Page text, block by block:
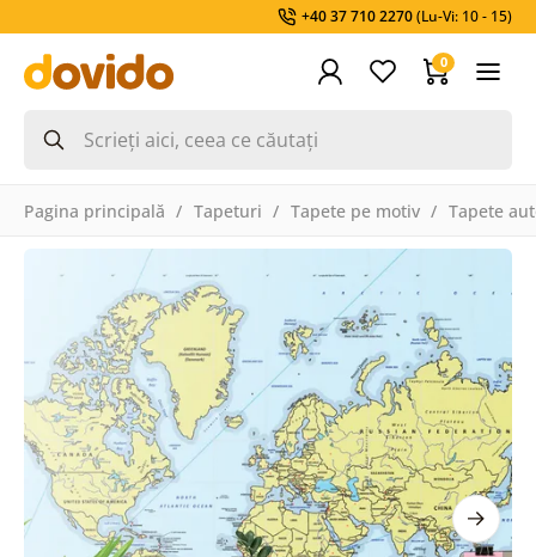
+40 37 710 2270(Lu-Vi: 10 - 15)
0
Pagina principală Tapeturi Tapete pe motiv Tapete